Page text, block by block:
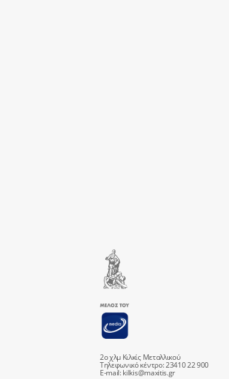
2ο χλμ Κιλκίς Μεταλλικού
Τηλεφωνικό κέντρο: 23410 22 900
E-mail:kilkis@maxitis.gr